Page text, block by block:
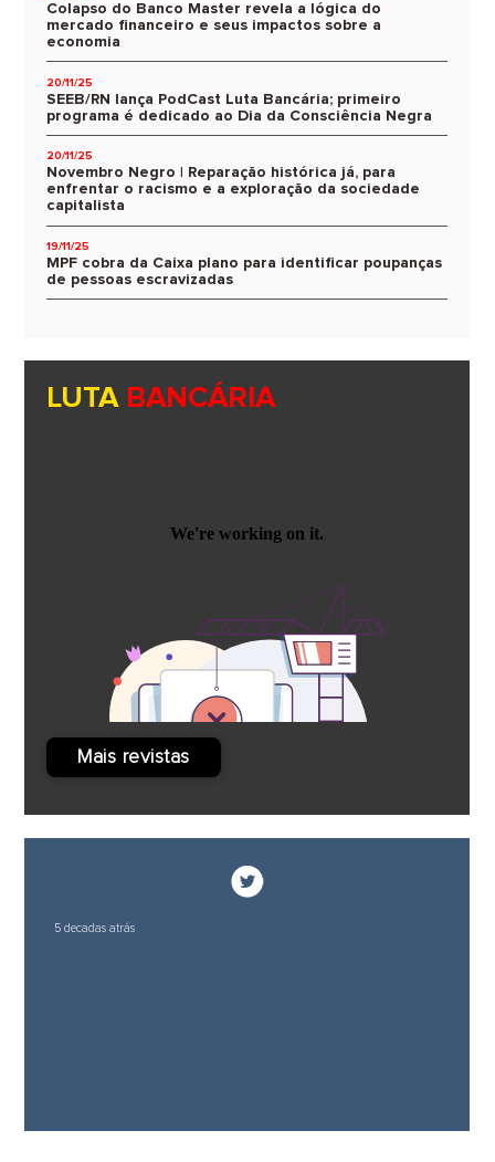
Colapso do Banco Master revela a lógica do
mercado financeiro e seus impactos sobre a
economia
20/11/25
SEEB/RN lança PodCast Luta Bancária; primeiro
programa é dedicado ao Dia da Consciência Negra
20/11/25
Novembro Negro | Reparação histórica já, para
enfrentar o racismo e a exploração da sociedade
capitalista
19/11/25
MPF cobra da Caixa plano para identificar poupanças
de pessoas escravizadas
LUTA BANCÁRIA
Mais revistas
5 decadas atrás